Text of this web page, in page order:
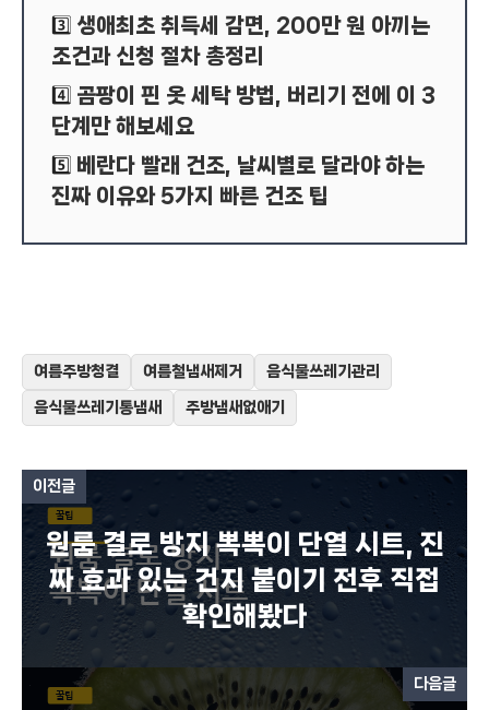
3️⃣ 생애최초 취득세 감면, 200만 원 아끼는
조건과 신청 절차 총정리
4️⃣ 곰팡이 핀 옷 세탁 방법, 버리기 전에 이 3
단계만 해보세요
5️⃣
베란다 빨래 건조, 날씨별로 달라야 하는
진짜 이유와 5가지 빠른 건조 팁
여름주방청결 여름철냄새제거 음식물쓰레기관리
음식물쓰레기통냄새 주방냄새없애기
이전글
원룸 결로 방지 뽁뽁이 단열 시트, 진
짜 효과 있는 건지 붙이기 전후 직접
확인해봤다
다음글